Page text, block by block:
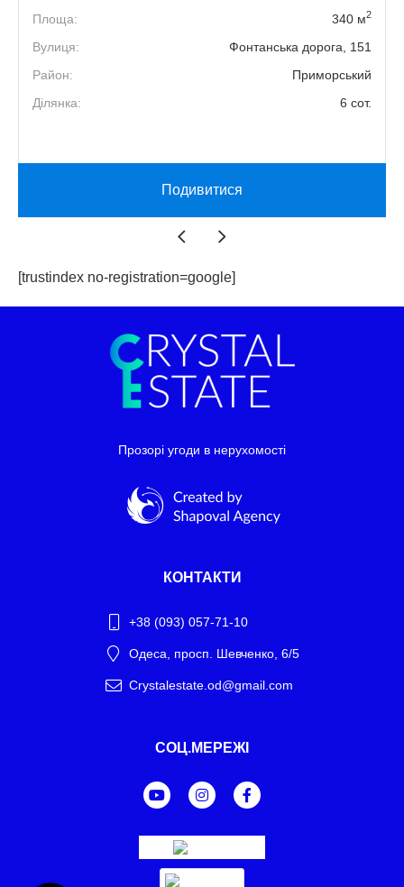
Площа: 340 м2
Вулиця:
Фонтанська дорога, 151
Район:
Приморський
Ділянка:
6 сот.
Подивитися
[trustindex no-registration=google]
Прозорі угоди в нерухомості
КОНТАКТИ
+38 (093) 057-71-10
Одеса, просп. Шевченко, 6/5
Crystalestate.od@gmail.com
СОЦ.МЕРЕЖІ